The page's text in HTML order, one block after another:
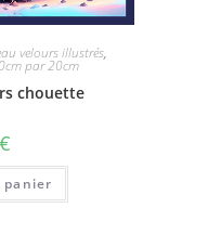
velours illustrés,
par 20cm
chouette
€